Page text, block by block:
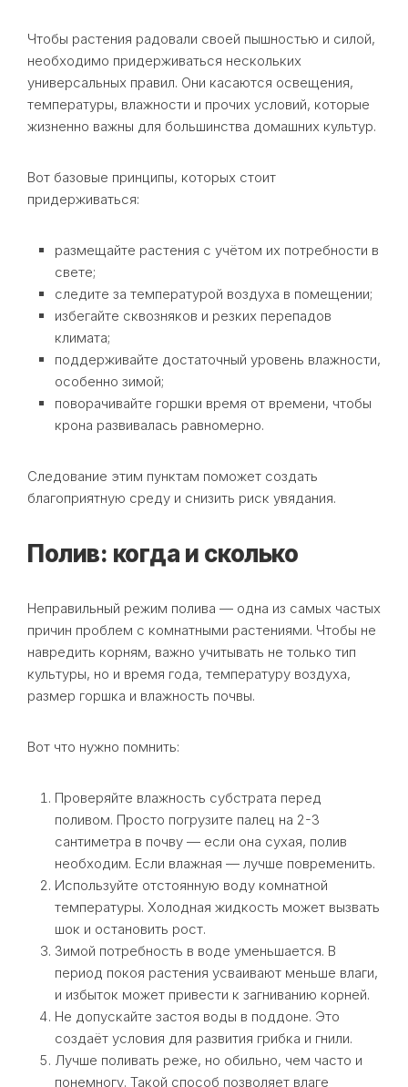
Чтобы растения радовали своей пышностью и силой,
необходимо придерживаться нескольких
универсальных правил. Они касаются освещения,
температуры, влажности и прочих условий, которые
жизненно важны для большинства домашних культур.
Вот базовые принципы, которых стоит
придерживаться:
размещайте растения с учётом их потребности в
свете;
следите за температурой воздуха в помещении;
избегайте сквозняков и резких перепадов
климата;
поддерживайте достаточный уровень влажности,
особенно зимой;
поворачивайте горшки время от времени, чтобы
крона развивалась равномерно.
Следование этим пунктам поможет создать
благоприятную среду и снизить риск увядания.
Полив: когда и сколько
Неправильный режим полива — одна из самых частых
причин проблем с комнатными растениями. Чтобы не
навредить корням, важно учитывать не только тип
культуры, но и время года, температуру воздуха,
размер горшка и влажность почвы.
Вот что нужно помнить:
Проверяйте влажность субстрата перед
поливом. Просто погрузите палец на 2-3
сантиметра в почву — если она сухая, полив
необходим. Если влажная — лучше повременить.
Используйте отстоянную воду комнатной
температуры. Холодная жидкость может вызвать
шок и остановить рост.
Зимой потребность в воде уменьшается. В
период покоя растения усваивают меньше влаги,
и избыток может привести к загниванию корней.
Не допускайте застоя воды в поддоне. Это
создаёт условия для развития грибка и гнили.
Лучше поливать реже, но обильно, чем часто и
понемногу. Такой способ позволяет влаге